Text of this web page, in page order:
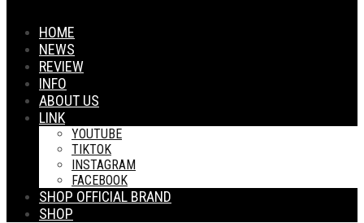
HOME
NEWS
REVIEW
INFO
ABOUT US
LINK
YOUTUBE
TIKTOK
INSTAGRAM
FACEBOOK
SHOP OFFICIAL BRAND
SHOP